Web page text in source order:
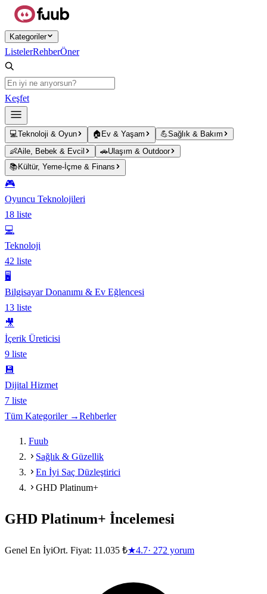
Ana içeriğe atla
Kategoriler
ListelerRehberÖner
Keşfet
💻Teknoloji & Oyun 🏠 Ev & Yaşam 💪Sağlık & Bakım
👶Aile, Bebek & Evcil 🚗Ulaşım & Outdoor
📚 Kültür, Yeme-İçme & Finans
🎮
Oyuncu Teknolojileri
18 liste
💻
Teknoloji
42 liste
🖥️
Bilgisayar Donanımı & Ev Eğlencesi
13 liste
🎥
İçerik Üreticisi
9 liste
💾
Dijital Hizmet
7 liste
Tüm Kategoriler →Rehberler
Fuub
Sağlık & Güzellik
En İyi Saç Düzleştirici
GHD Platinum+
GHD Platinum+ İncelemesi
Genel En İyiOrt. Fiyat: 11.035 ₺★4.7· 272 yorum